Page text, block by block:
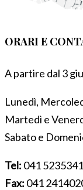
ORARI E
A partire dal 3
Lunedì,
Martedì e
Sabato e
Tel: 041 5235341
Fax: 041